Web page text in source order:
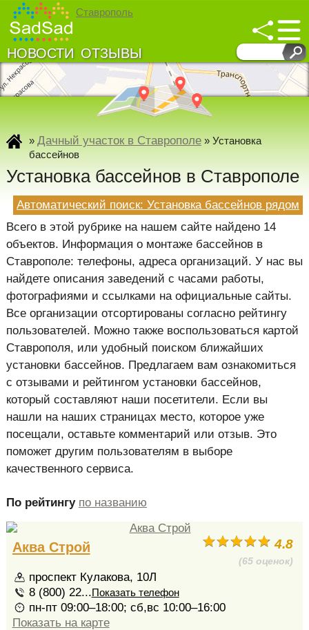
Ставрополь
НОВОСТИ ОТЗЫВЫ
Развернуть карту↓
» Дачный участок в Ставрополе» Установка
бассейнов
Установка бассейнов в Ставрополе
Автоматический поиск: Установка бассейнов рядом
Всего в этой рубрике на нашем сайте найдено 14
объектов. Информация о монтаже бассейнов в
Ставрополе: телефоны, адреса организаций. У нас вы
найдете описания заведений с часами работы,
фотографиями и ссылками на официальные сайты.
Все организации отсортированы согласно рейтингу
пользователей. Можно также воспользоваться картой
Ставрополя, или удобный поиском ближайших
установки бассейнов. Предлагаем вам ознакомиться
с отзывами и рейтингом установки бассейнов,
который составляют наши посетители. Если вы
нашли на наших страницах место, которое уже
посещали, оставьте комментарий или отзыв. Это
поможет другим пользователям в выборе
качественного сервиса.
По рейтингу по названию
4.8
(65 оценок)
Аква Строй
проспект Кулакова, 10Л
8 (800) 22...Показать телефон
пн-пт 09:00–18:00; сб,вс 10:00–16:00
Показать на карте